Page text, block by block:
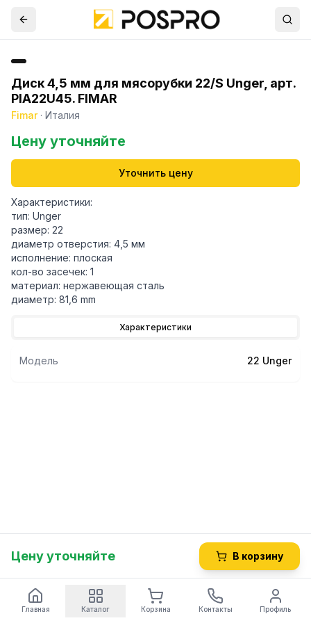
Диск 4,5 мм для мясорубки 22/S Unger, арт.
PIA22U45. FIMAR
Fimar· Италия
Цену уточняйте
Уточнить цену
Характеристики:
тип: Unger
размер: 22
диаметр отверстия: 4,5 мм
исполнение: плоская
кол-во засечек: 1
материал: нержавеющая сталь
Характеристики
Модель 22 Unger
Цену уточняйте В корзину
Главная Каталог Корзина Контакты Профиль